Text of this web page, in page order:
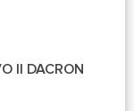
II DACRON